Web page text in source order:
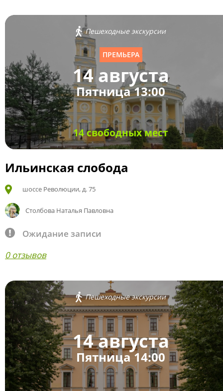
Пешеходные экскурсии
ПРЕМЬЕРА
14 августа
Пятница 13:00
14 свободных мест
Ильинская слобода
шоссе Революции, д. 75
Столбова Наталья Павловна
Ожидание записи
0 отзывов
Пешеходные экскурсии
14 августа
Пятница 14:00